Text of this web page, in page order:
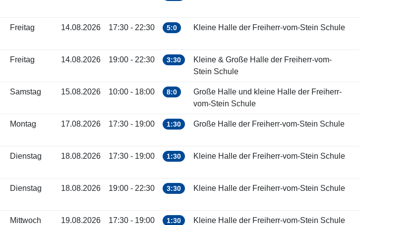
Freitag 14.08.2026 17:30 - 22:30 5:0 Kleine Halle der Freiherr-vom-Stein Schule
Freitag 14.08.2026 19:00 - 22:30 3:30
Kleine & Große Halle der Freiherr-vom-
Stein Schule
Samstag 15.08.2026 10:00 - 18:00 8:0
Große Halle und kleine Halle der Freiherr-
vom-Stein Schule
Montag 17.08.2026 17:30 - 19:00 1:30 Große Halle der Freiherr-vom-Stein Schule
Dienstag 18.08.2026 17:30 - 19:00 1:30 Kleine Halle der Freiherr-vom-Stein Schule
Dienstag 18.08.2026 19:00 - 22:30 3:30 Kleine Halle der Freiherr-vom-Stein Schule
Mittwoch 19.08.2026 17:30 - 19:00 1:30 Kleine Halle der Freiherr-vom-Stein Schule